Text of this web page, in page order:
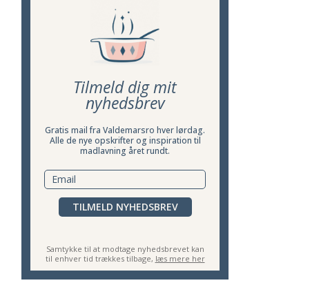
Tilmeld dig mit
nyhedsbrev
Gratis mail fra Valdemarsro hver lørdag.
Alle de nye opskrifter og inspiration til
madlavning året rundt.
TILMELD NYHEDSBREV
Samtykke til at modtage nyhedsbrevet kan
til enhver tid trækkes tilbage, læs mere her